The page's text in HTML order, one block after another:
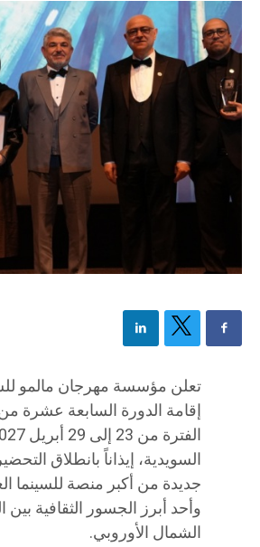
تعلن مؤسسة مهرجان مالمو
إقامة الدورة السابعة عشرة
السويدية، إيذاناً بانطلاق
جديدة من أكبر منصة للسينما
وأحد أبرز الجسور الثقافية بين
الشمال الأوروبي.